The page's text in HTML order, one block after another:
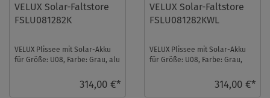
VELUX Solar-Faltstore
FSLU081282K
VELUX Plissee mit Solar-Akku
für Größe: U08, Farbe: Grau, alu
314,00 €*
VELUX Solar-Faltstore
FSLU081282KWL
VELUX Plissee mit Solar-Akku
für Größe: U08, Farbe: Grau,
semitransparent, io-hom ...
314,00 €*